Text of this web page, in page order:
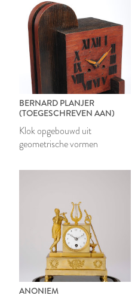
BERNARD PLANJER
(TOEGESCHREVEN AAN)
Klok opgebouwd uit
geometrische vormen
ANONIEM